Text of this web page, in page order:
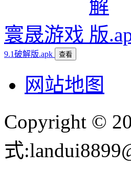
寰晟游戏
9.1破解版.apk 查看
网站地图
Copyright ©
式